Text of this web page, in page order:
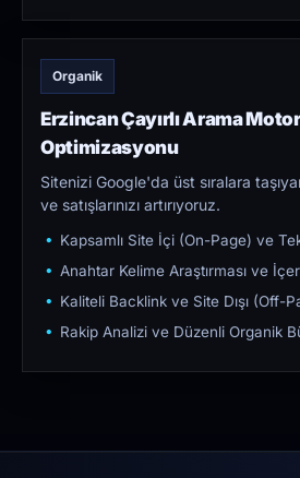
Organik
Erzincan Çayırlı Arama
Optimizasyonu
Sitenizi Google'da üst sıralara
ve satışlarınızı artırıyoruz.
Kapsamlı Site İçi (On-Page) ve
Anahtar Kelime Araştırması ve
Kaliteli Backlink ve Site Dışı (Off-
Rakip Analizi ve Düzenli Organik